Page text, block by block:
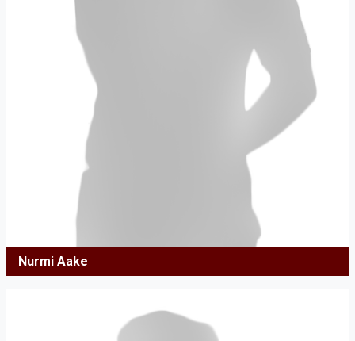
Nurmi Aake